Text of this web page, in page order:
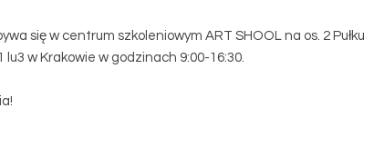
się w centrum szkoleniowym ART SHOOL na os. 2 Pułku
lu3 w Krakowie w godzinach 9:00-16:30.